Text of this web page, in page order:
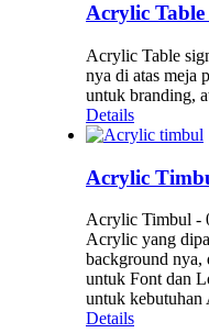
Acrylic Table
Acrylic Table
nya di atas meja
untuk branding,
Details
Acrylic
Acrylic Timbul -
Acrylic yang
background
untuk Font dan
untuk kebutuhan
Details